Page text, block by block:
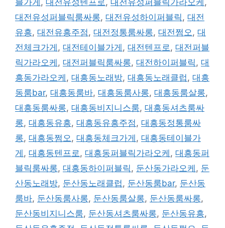
대전유성퍼블릭룸싸롱, 대전유성하이퍼블릭 , 대전
유흥, 대전유흥주점 , 대전정통룸싸롱, 대전쩜오 , 대
전체크가게 , 대전테이블가게 , 대전텐프로 , 대전퍼블
릭가라오케 , 대전퍼블릭룸싸롱, 대전하이퍼블릭 , 대
흥동가라오케 , 대흥동노래방, 대흥동노래클럽 , 대흥
동룸bar, 대흥동룸바, 대흥동룸사롱, 대흥동룸살롱,
대흥동룸싸롱, 대흥동비지니스룸, 대흥동셔츠룸싸
롱, 대흥동유흥, 대흥동유흥주점 , 대흥동정통룸싸
롱, 대흥동쩜오 , 대흥동체크가게 , 대흥동테이블가
게 , 대흥동텐프로 , 대흥동퍼블릭가라오케 , 대흥동퍼
블릭룸싸롱, 대흥동하이퍼블릭 , 둔산동가라오케 , 둔
산동노래방, 둔산동노래클럽 , 둔산동룸bar, 둔산동
룸바, 둔산동룸사롱, 둔산동룸살롱, 둔산동룸싸롱,
둔산동비지니스룸, 둔산동셔츠룸싸롱, 둔산동유흥,